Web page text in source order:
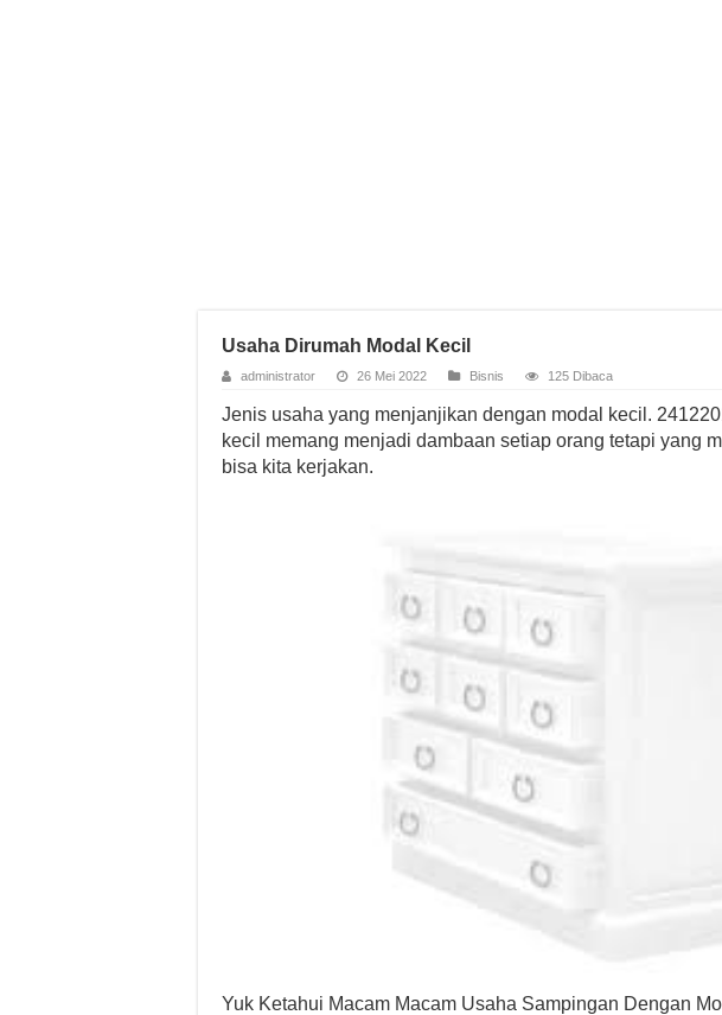
Usaha Dirumah Modal Kecil
administrator 26 Mei 2022 Bisnis 125 Dibaca
Jenis usaha yang menjanjikan dengan modal kecil.
kecil memang menjadi dambaan setiap orang tetapi yang
bisa kita kerjakan.
Yuk Ketahui Macam Macam Usaha Sampingan Dengan